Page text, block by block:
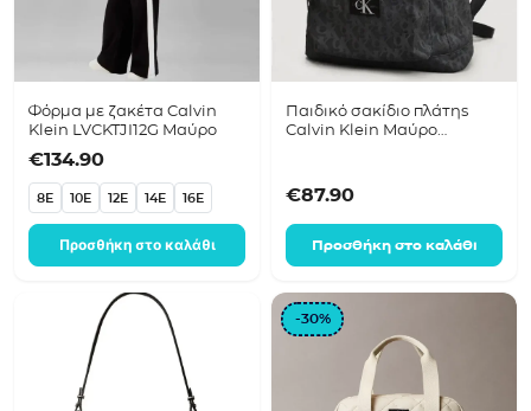
Φόρμα με ζακέτα Calvin
Klein LVCKTJI12G Μαύρο
€134.90
8E 10E 12E 14E 16E
Προσθήκη στο καλάθι
Παιδικό σακίδιο πλάτης
Calvin Klein Μαύρο
€87.90
Προσθήκη στο καλάθι
-30%